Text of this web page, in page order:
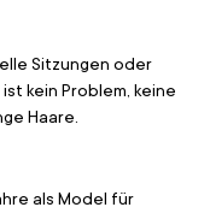
Sitzungen oder
kein Problem, keine
Haare.
als Model für